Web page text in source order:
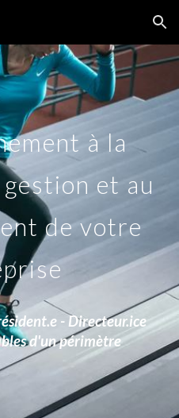
Skip to navigation
à la
et au
de votre
- Directeur.ice
d'un périmètre